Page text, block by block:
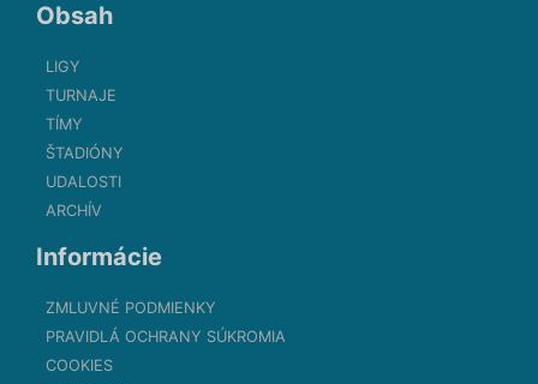
Obsah
LIGY
TURNAJE
TÍMY
ŠTADIÓNY
UDALOSTI
ARCHÍV
Informácie
ZMLUVNÉ PODMIENKY
PRAVIDLÁ OCHRANY SÚKROMIA
COOKIES